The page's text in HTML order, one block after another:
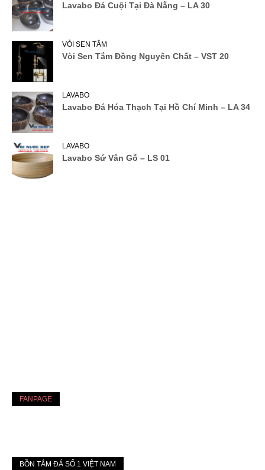
Lavabo Đá Cuội Tại Đà Nẵng – LA 30
VÒI SEN TẮM
Vòi Sen Tắm Đồng Nguyên Chất – VST 20
LAVABO
Lavabo Đá Hóa Thạch Tại Hồ Chí Minh – LA 34
LAVABO
Lavabo Sứ Vân Gỗ – LS 01
FANPAGE
BỒN TẮM ĐÁ SỐ 1 VIỆT NAM